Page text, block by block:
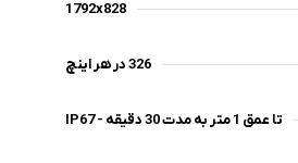
1792x828
326 در هر اینچ
IP67 - تا عمق 1 متر به مدت 30 دقیقه